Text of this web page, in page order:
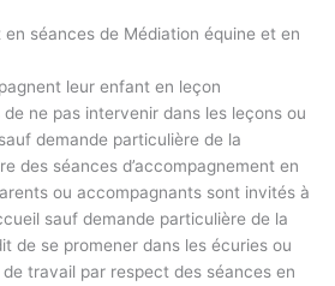
séances de Médiation équine et en
leur enfant en leçon
de ne pas intervenir dans les leçons ou
demande particulière de la
des séances d’accompagnement en
ou accompagnants sont invités à
sauf demande particulière de la
de se promener dans les écuries ou
de travail par respect des séances en